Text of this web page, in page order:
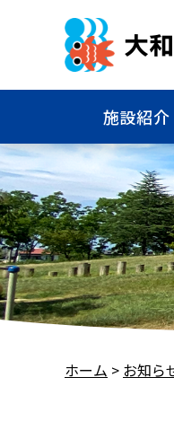
大
施設紹介
ホーム > お知ら